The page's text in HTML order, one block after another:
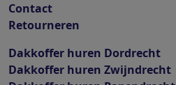
Contact
Retourneren
Dakkoffer huren Dordrecht
Dakkoffer huren Zwijndrecht